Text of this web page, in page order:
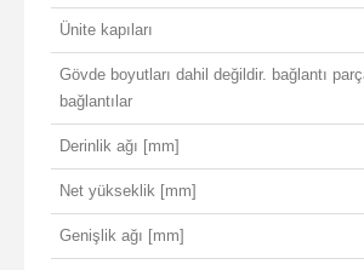
Ünite kapıları
Gövde boyutları dahil değildir. bağlantı
bağlantılar
Derinlik ağı [mm]
Net yükseklik [mm]
Genişlik ağı [mm]